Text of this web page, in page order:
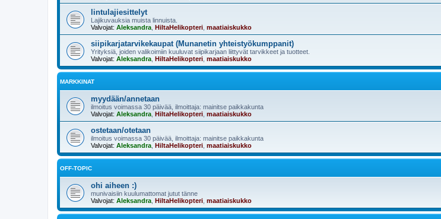
lintulajiesittelyt
Lajikuvauksia muista linnuista.
Valvojat: Aleksandra HiltaHelikopteri maatiaiskukko
siipikarjatarvikekaupat (Munanetin yhteistyökumppanit)
Yrityksiä, joiden valikoimiin kuuluvat siipikarjaan liittyvät tarvikkeet ja tuotteet.
Valvojat: Aleksandra HiltaHelikopteri maatiaiskukko
MARKKINAT
myydään/annetaan
ilmoitus voimassa 30 päivää, ilmoittaja: mainitse paikkakunta
Valvojat: Aleksandra HiltaHelikopteri maatiaiskukko
ostetaan/otetaan
ilmoitus voimassa 30 päivää, ilmoittaja: mainitse paikkakunta
Valvojat: Aleksandra HiltaHelikopteri maatiaiskukko
OFF-TOPIC
ohi aiheen :)
munivaisiin kuulumattomat jutut tänne
Valvojat: Aleksandra HiltaHelikopteri maatiaiskukko